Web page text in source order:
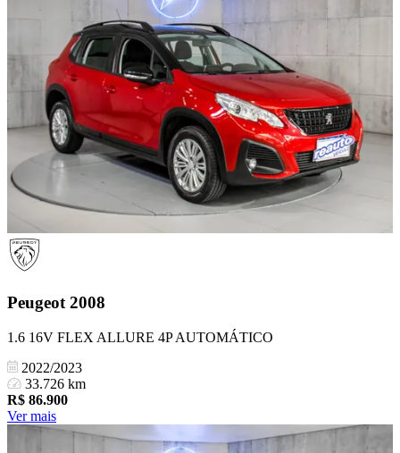
Peugeot2008
1.6 16V FLEX ALLURE 4P AUTOMÁTICO
2022/2023
33.726 km
R$ 86.900
Ver mais